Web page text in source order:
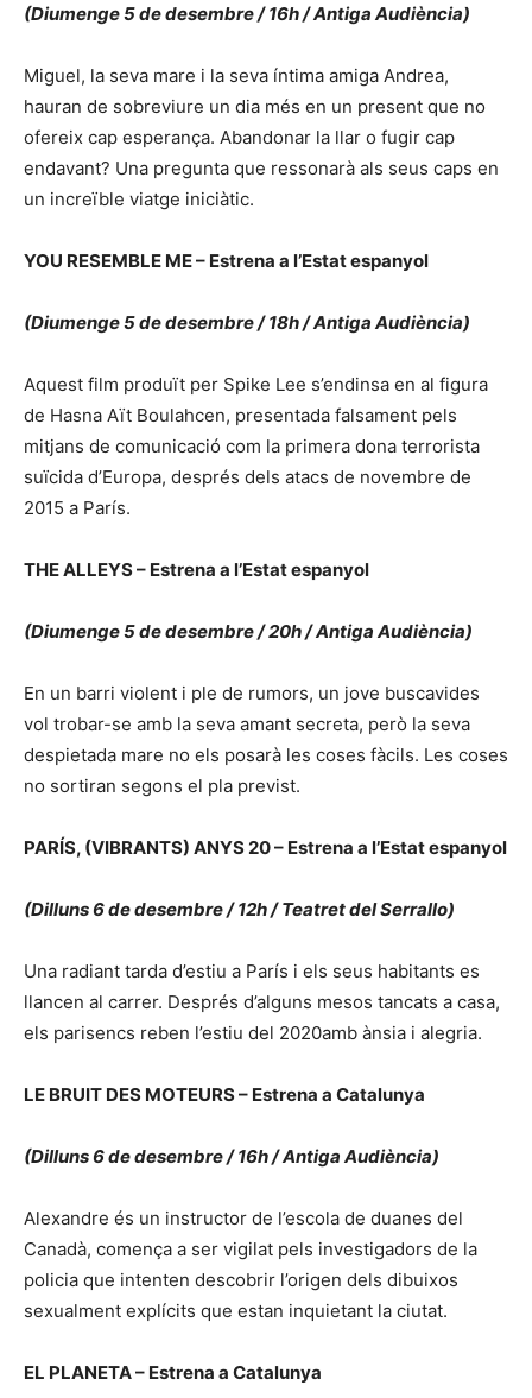
(Diumenge 5 de desembre / 16h / Antiga Audiència)
Miguel, la seva mare i la seva íntima amiga Andrea,
hauran de sobreviure un dia més en un present que no
ofereix cap esperança. Abandonar la llar o fugir cap
endavant? Una pregunta que ressonarà als seus caps en
un increïble viatge iniciàtic.
YOU RESEMBLE ME – Estrena a l’Estat espanyol
(Diumenge 5 de desembre / 18h / Antiga Audiència)
Aquest film produït per Spike Lee s’endinsa en al figura
de Hasna Aït Boulahcen, presentada falsament pels
mitjans de comunicació com la primera dona terrorista
suïcida d’Europa, després dels atacs de novembre de
2015 a París.
THE ALLEYS – Estrena a l’Estat espanyol
(Diumenge 5 de desembre / 20h / Antiga Audiència)
En un barri violent i ple de rumors, un jove buscavides
vol trobar-se amb la seva amant secreta, però la seva
despietada mare no els posarà les coses fàcils. Les coses
no sortiran segons el pla previst.
PARÍS, (VIBRANTS) ANYS 20 – Estrena a l’Estat espanyol
(Dilluns 6 de desembre / 12h / Teatret del Serrallo)
Una radiant tarda d’estiu a París i els seus habitants es
llancen al carrer. Després d’alguns mesos tancats a casa,
els parisencs reben l’estiu del 2020amb ànsia i alegria.
LE BRUIT DES MOTEURS – Estrena a Catalunya
(Dilluns 6 de desembre / 16h / Antiga Audiència)
Alexandre és un instructor de l’escola de duanes del
Canadà, comença a ser vigilat pels investigadors de la
policia que intenten descobrir l’origen dels dibuixos
sexualment explícits que estan inquietant la ciutat.
EL PLANETA – Estrena a Catalunya